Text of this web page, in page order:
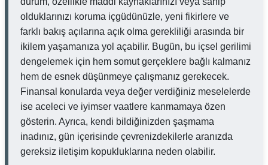
olduklarınızı koruma içgüdünüzle, yeni fikirlere ve
farklı bakış açılarına açık olma gerekliliği arasında bir
ikilem yaşamanıza yol açabilir. Bugün, bu içsel gerilimi
dengelemek için hem somut gerçeklere bağlı kalmanız
hem de esnek düşünmeye çalışmanız gerekecek.
Finansal konularda veya değer verdiğiniz meselelerde
ise aceleci ve iyimser vaatlere kanmamaya özen
gösterin. Ayrıca, kendi bildiğinizden şaşmama
inadınız, gün içerisinde çevrenizdekilerle aranızda
gereksiz iletişim kopukluklarına neden olabilir.